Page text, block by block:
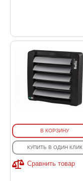
В КОРЗИНУ
КУПИТЬ В ОДИН КЛИК
Сравнить товар